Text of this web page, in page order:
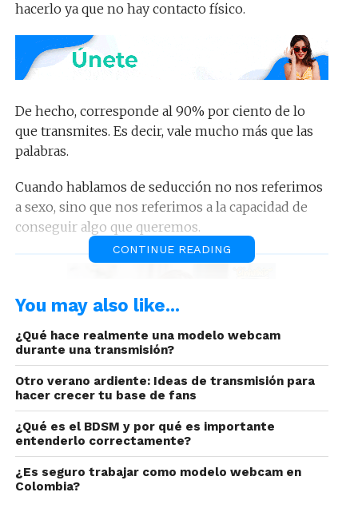
hacerlo ya que no hay contacto físico.
De hecho, corresponde al 90% por ciento de lo
que transmites. Es decir, vale mucho más que las
palabras.
Cuando hablamos de seducción no nos referimos
a sexo, sino que nos referimos a la capacidad de
conseguir algo que queremos.
Mejora tu posicionamiento en
Chaturbate con esta
herramienta
CONTINUE READING
You may also like...
¿Qué hace realmente una modelo webcam
durante una transmisión?
Otro verano ardiente: Ideas de transmisión para
hacer crecer tu base de fans
¿Qué es el BDSM y por qué es importante
entenderlo correctamente?
¿Es seguro trabajar como modelo webcam en
Colombia?